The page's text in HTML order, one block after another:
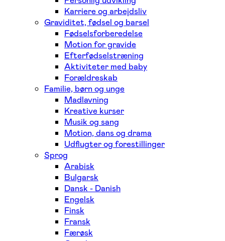
Karriere og arbejdsliv
Graviditet, fødsel og barsel
Fødselsforberedelse
Motion for gravide
Efterfødselstræning
Aktiviteter med baby
Forældreskab
Familie, børn og unge
Madlavning
Kreative kurser
Musik og sang
Motion, dans og drama
Udflugter og forestillinger
Sprog
Arabisk
Bulgarsk
Dansk - Danish
Engelsk
Finsk
Fransk
Færøsk